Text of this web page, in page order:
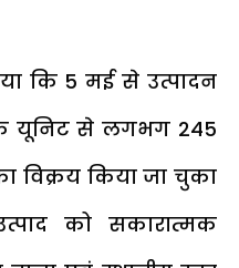
कि 5 मई से उत्पादन
यूनिट से लगभग 245
विक्रय किया जा चुका
को सकारात्मक